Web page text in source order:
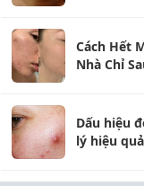
Cách Hết
Nhà Chỉ
Dấu hiệu
lý hiệu